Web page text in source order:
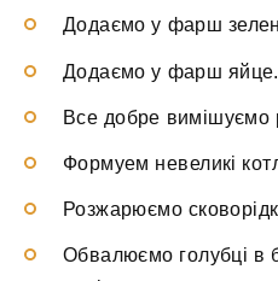
Додаємо у фарш
Додаємо у фарш яйце.
Все добре вимішуємо
Формуем невеликі
Розжарюємо
Обвалюємо голубці в